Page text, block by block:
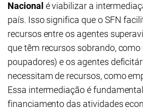
Nacional é viabilizar a
país. Isso significa que o SFN
recursos entre os agentes
que têm recursos sobrando,
poupadores) e os agentes
necessitam de recursos, como
Essa intermediação é
financiamento das atividades